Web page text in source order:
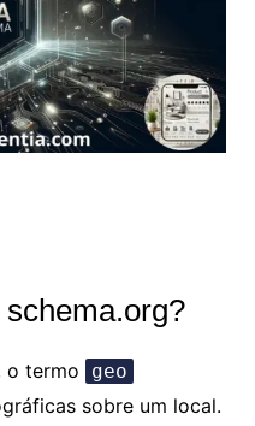
o termo geo
sobre um local.